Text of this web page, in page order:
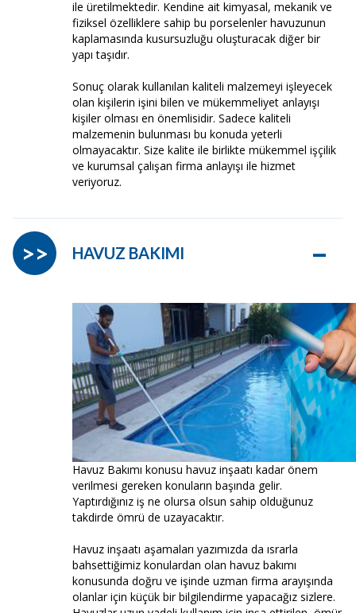
ile üretilmektedir. Kendine ait kimyasal, mekanik ve
fiziksel özelliklere sahip bu porselenler havuzunun
kaplamasında kusursuzluğu oluşturacak diğer bir
yapı taşıdır.
Sonuç olarak kullanılan kaliteli malzemeyi işleyecek
olan kişilerin işini bilen ve mükemmeliyet anlayışı
kişiler olması en önemlisidir. Sadece kaliteli
malzemenin bulunması bu konuda yeterli
olmayacaktır. Size kalite ile birlikte mükemmel işçilik
ve kurumsal çalışan firma anlayışı ile hizmet
veriyoruz.
HAVUZ BAKIMI –
>>
Havuz Bakımı konusu havuz inşaatı kadar önem
verilmesi gereken konuların başında gelir.
Yaptırdığınız iş ne olursa olsun sahip olduğunuz
takdirde ömrü de uzayacaktır.
Havuz inşaatı aşamaları yazımızda da ısrarla
bahsettiğimiz konulardan olan havuz bakımı
konusunda doğru ve işinde uzman firma arayışında
olanlar için küçük bir bilgilendirme yapacağız sizlere.